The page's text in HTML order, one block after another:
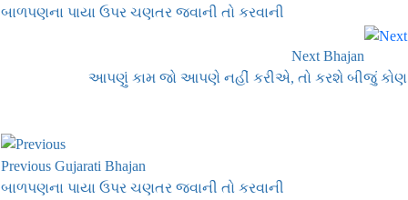
બાળપણના પાયા ઉપર ચણતર જવાની તો કરવાની
Next Bhajan
આપણું કામ જો આપણે નહીં કરીએ, તો કરશે બીજું કોણ
Previous Gujarati Bhajan
બાળપણના પાયા ઉપર ચણતર જવાની તો કરવાની